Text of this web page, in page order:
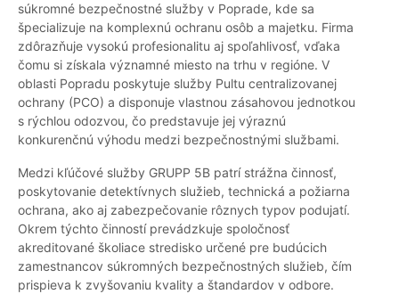
súkromné bezpečnostné služby v Poprade, kde sa
špecializuje na komplexnú ochranu osôb a majetku. Firma
zdôrazňuje vysokú profesionalitu aj spoľahlivosť, vďaka
čomu si získala významné miesto na trhu v regióne. V
oblasti Popradu poskytuje služby Pultu centralizovanej
ochrany (PCO) a disponuje vlastnou zásahovou jednotkou
s rýchlou odozvou, čo predstavuje jej výraznú
konkurenčnú výhodu medzi bezpečnostnými službami.
Medzi kľúčové služby GRUPP 5B patrí strážna činnosť,
poskytovanie detektívnych služieb, technická a požiarna
ochrana, ako aj zabezpečovanie rôznych typov podujatí.
Okrem týchto činností prevádzkuje spoločnosť
akreditované školiace stredisko určené pre budúcich
zamestnancov súkromných bezpečnostných služieb, čím
prispieva k zvyšovaniu kvality a štandardov v odbore.